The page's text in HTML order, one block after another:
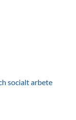
socialt arbete